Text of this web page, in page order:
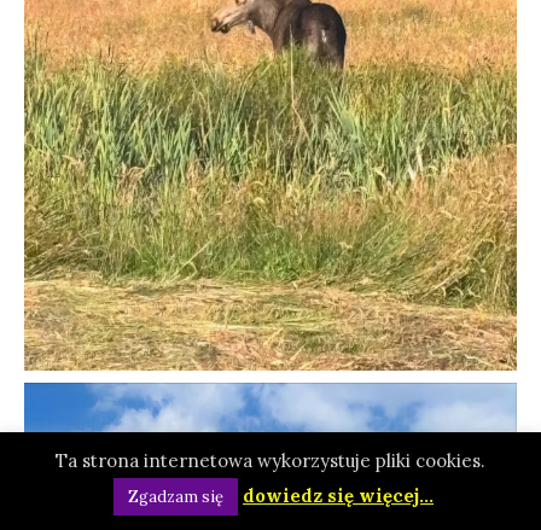
Ta strona internetowa wykorzystuje pliki cookies.
Zgadzam się dowiedz się więcej...